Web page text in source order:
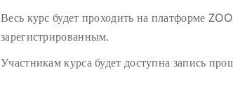
Весь курс будет проходить на платформе
зарегистрированным.
Участникам курса будет доступна запись